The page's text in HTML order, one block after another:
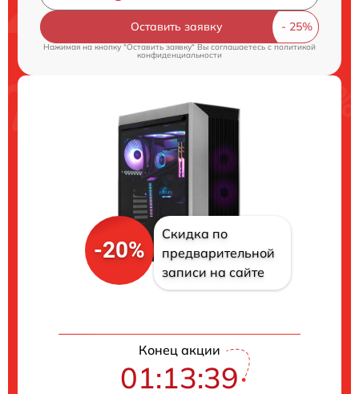
Оставить заявку
Нажимая на кнопку "Оставить заявку" Вы соглашаетесь cполитикой
конфиденциальности
-20%
Скидка по
предварительной
записи на сайте
Конец акции
01:13:39